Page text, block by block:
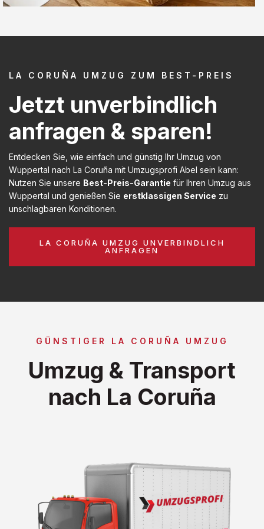
LA CORUÑA UMZUG ZUM BEST-PREIS
Jetzt unverbindlich
anfragen & sparen!
Entdecken Sie, wie einfach und günstig Ihr Umzug von
Wuppertal nach La Coruña mit Umzugsprofi Abel sein kann:
Nutzen Sie unsere Best-Preis-Garantie für Ihren Umzug aus
Wuppertal und genießen Sie erstklassigen Service zu
unschlagbaren Konditionen.
LA CORUÑA UMZUG UNVERBINDLICH
ANFRAGEN
GÜNSTIGER LA CORUÑA UMZUG
Umzug & Transport
nach La Coruña